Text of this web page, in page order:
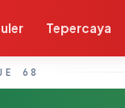
Tepercaya
68